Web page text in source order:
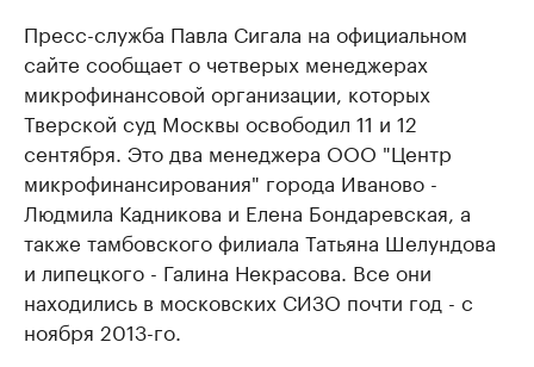
Пресс-служба Павла Сигала на официальном
сайте сообщает о четверых менеджерах
микрофинансовой организации, которых
Тверской суд Москвы освободил 11 и 12
сентября. Это два менеджера ООО "Центр
микрофинансирования" города Иваново -
Людмила Кадникова и Елена Бондаревская, а
также тамбовского филиала Татьяна Шелундова
и липецкого - Галина Некрасова. Все они
находились в московских СИЗО почти год - с
ноября 2013-го.